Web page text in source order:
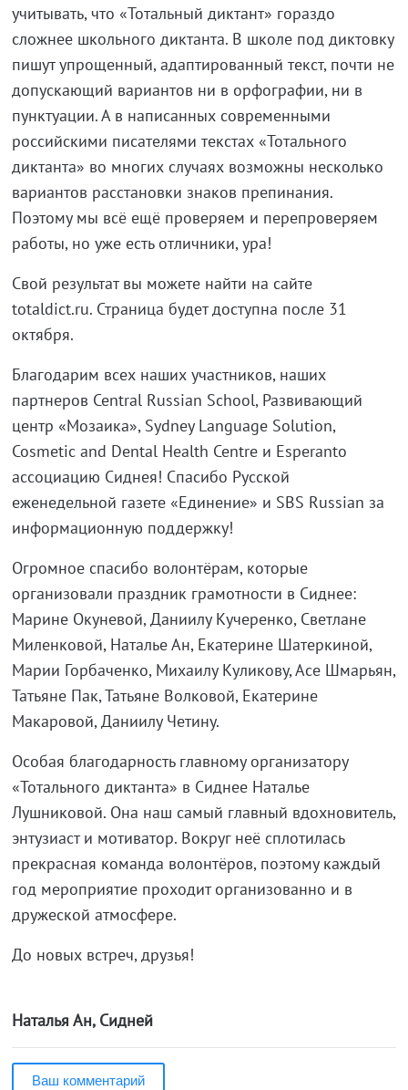
учитывать, что «Тотальный диктант» гораздо
сложнее школьного диктанта. В школе под диктовку
пишут упрощенный, адаптированный текст, почти не
допускающий вариантов ни в орфографии, ни в
пунктуации. А в написанных современными
российскими писателями текстах «Тотального
диктанта» во многих случаях возможны несколько
вариантов расстановки знаков препинания.
Поэтому мы всё ещё проверяем и перепроверяем
работы, но уже есть отличники, ура!
Свой результат вы можете найти на сайте
totaldict.ru. Страница будет доступна после 31
октября.
Благодарим всех наших участников, наших
партнеров Central Russian School, Развивающий
центр «Мозаика», Sydney Language Solution,
Cosmetic and Dental Health Centre и Esperanto
ассоциацию Сиднея! Спасибо Русской
еженедельной газете «Единение» и SBS Russian за
информационную поддержку!
Огромное спасибо волонтёрам, которые
организовали праздник грамотности в Сиднее:
Марине Окуневой, Даниилу Кучеренко, Светлане
Миленковой, Наталье Ан, Екатерине Шатеркиной,
Марии Горбаченко, Михаилу Куликову, Асе Шмарьян,
Татьяне Пак, Татьяне Волковой, Екатерине
Макаровой, Даниилу Четину.
Особая благодарность главному организатору
«Тотального диктанта» в Сиднее Наталье
Лушниковой. Она наш самый главный вдохновитель,
энтузиаст и мотиватор. Вокруг неё сплотилась
прекрасная команда волонтёров, поэтому каждый
год мероприятие проходит организованно и в
дружеской атмосфере.
До новых встреч, друзья!
Наталья Ан, Сидней
Ваш комментарий